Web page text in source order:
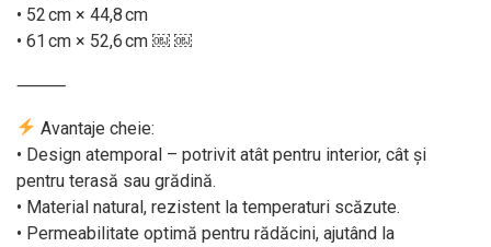
• 52 cm × 44,8 cm
• 61 cm × 52,6 cm ￼ ￼
⸻
Avantaje cheie:
• Design atemporal – potrivit atât pentru interior, cât și
pentru terasă sau grădină.
• Material natural, rezistent la temperaturi scăzute.
• Permeabilitate optimă pentru rădăcini, ajutând la